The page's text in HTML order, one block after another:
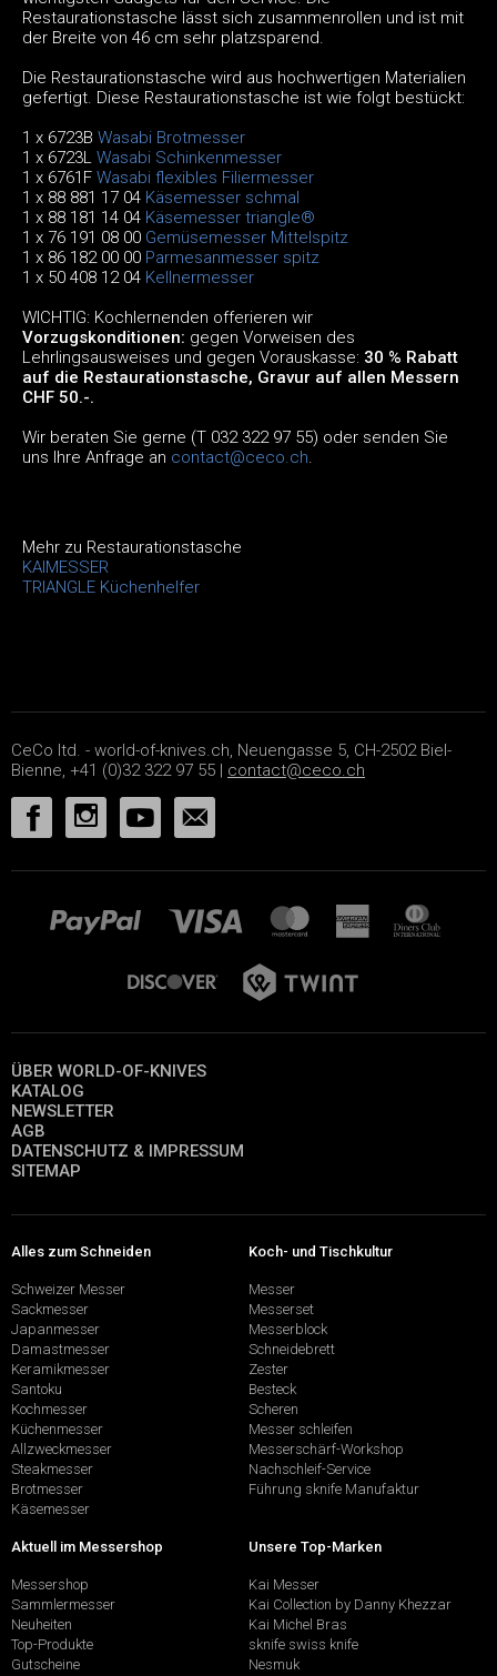
Restaurationstasche lässt sich zusammenrollen und ist mit
der Breite von 46 cm sehr platzsparend.
Die Restaurationstasche wird aus hochwertigen Materialien
gefertigt. Diese Restaurationstasche ist wie folgt bestückt:
1 x 6723B Wasabi Brotmesser
1 x 6723L Wasabi Schinkenmesser
1 x 6761F Wasabi flexibles Filiermesser
1 x 88 881 17 04 Käsemesser schmal
1 x 88 181 14 04 Käsemesser triangle®
1 x 76 191 08 00 Gemüsemesser Mittelspitz
1 x 86 182 00 00 Parmesanmesser spitz
1 x 50 408 12 04 Kellnermesser
WICHTIG: Kochlernenden offerieren wir
Vorzugskonditionen: gegen Vorweisen des
Lehrlingsausweises und gegen Vorauskasse: 30 % Rabatt
auf die Restaurationstasche, Gravur auf allen Messern
CHF 50.-.
Wir beraten Sie gerne (T 032 322 97 55) oder senden Sie
uns Ihre Anfrage an contact@ceco.ch.
Mehr zu Restaurationstasche
KAIMESSER
TRIANGLE Küchenhelfer
CeCo ltd. - world-of-knives.ch, Neuengasse 5, CH-2502 Biel-
Bienne, +41 (0)32 322 97 55 | contact@ceco.ch
ÜBER WORLD-OF-KNIVES
KATALOG
NEWSLETTER
AGB
DATENSCHUTZ & IMPRESSUM
SITEMAP
Alles zum Schneiden
Schweizer Messer
Sackmesser
Japanmesser
Damastmesser
Keramikmesser
Santoku
Kochmesser
Küchenmesser
Allzweckmesser
Steakmesser
Brotmesser
Käsemesser
Koch- und Tischkultur
Messer
Messerset
Messerblock
Schneidebrett
Zester
Besteck
Scheren
Messer schleifen
Messerschärf-Workshop
Nachschleif-Service
Führung sknife Manufaktur
Aktuell im Messershop
Messershop
Sammlermesser
Neuheiten
Top-Produkte
Gutscheine
Unsere Top-Marken
Kai Messer
Kai Collection by Danny Khezzar
Kai Michel Bras
sknife swiss knife
Nesmuk